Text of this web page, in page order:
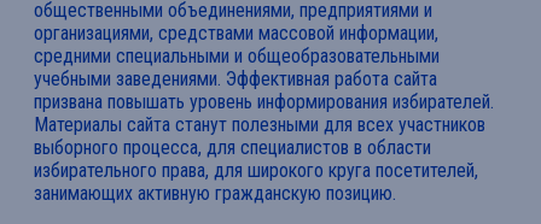
общественными объединениями, предприятиями и
организациями, средствами массовой информации,
средними специальными и общеобразовательными
учебными заведениями. Эффективная работа сайта
призвана повышать уровень информирования избирателей.
Материалы сайта станут полезными для всех участников
выборного процесса, для специалистов в области
избирательного права, для широкого круга посетителей,
занимающих активную гражданскую позицию.